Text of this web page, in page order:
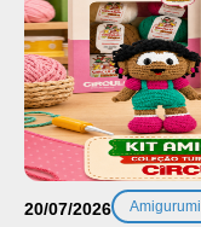
20/07/2026 Amigurumi